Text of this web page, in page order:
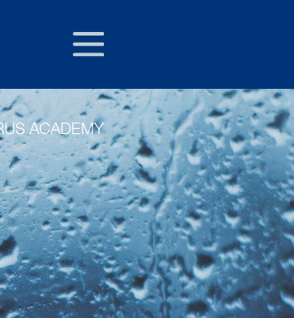
ACADEMY